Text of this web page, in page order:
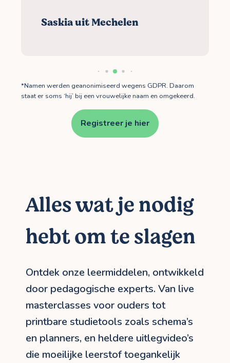
Saskia uit Mechelen
*Namen werden geanonimiseerd wegens GDPR. Daarom
staat er soms ‘hij’ bij een vrouwelijke naam en omgekeerd.
Registreer je hier
Alles wat je nodig
hebt om te slagen
Ontdek onze leermiddelen, ontwikkeld
door pedagogische experts. Van live
masterclasses voor ouders tot
printbare studietools zoals schema’s
en planners, en heldere uitlegvideo’s
die moeilijke leerstof toegankelijk